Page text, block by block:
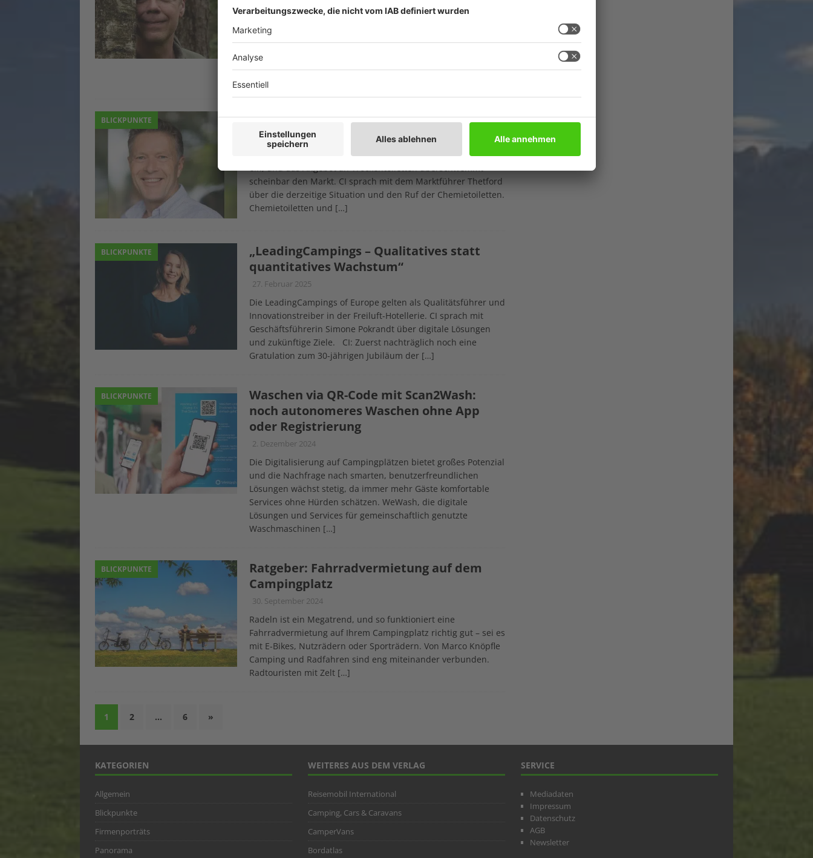
26. Juli 2025
Wildwood Camping bietet seinen Gästen Urlaub, wie er früher
war. Vielleicht mit etwas mehr Komfort, aber rudimentär
gestricktem Angebot. CI sprach mit dem Gründer Benjamin
Susanne
BLICKPUNKTE „Umweltschutz ist ein großes Thema“
1. April 2025
Die Campingszene schießt sich gerade auf die Chemietoiletten
ein, und das Angebot an Trockentoiletten überschwemmt
scheinbar den Markt. CI sprach mit dem Marktführer Thetford
über die derzeitige Situation und den Ruf der Chemietoiletten.
Chemietoiletten und […]
BLICKPUNKTE
„LeadingCampings – Qualitatives statt
quantitatives Wachstum“
27. Februar 2025
Die LeadingCampings of Europe gelten als Qualitätsführer und
Innovationstreiber in der Freiluft-Hotellerie. CI sprach mit
Geschäftsführerin Simone Pokrandt über digitale Lösungen
und zukünftige Ziele. CI: Zuerst nachträglich noch eine
Gratulation zum 30-jährigen Jubiläum der […]
BLICKPUNKTE
Waschen via QR-Code mit Scan2Wash:
noch autonomeres Waschen ohne App
oder Registrierung
2. Dezember 2024
Die Digitalisierung auf Campingplätzen bietet großes Potenzial
und die Nachfrage nach smarten, benutzerfreundlichen
Lösungen wächst stetig, da immer mehr Gäste komfortable
Services ohne Hürden schätzen. WeWash, die digitale
Lösungen und Services für gemeinschaftlich genutzte
Waschmaschinen […]
BLICKPUNKTE
Ratgeber: Fahrradvermietung auf dem
Campingplatz
30. September 2024
Radeln ist ein Megatrend, und so funktioniert eine
Fahrradvermietung auf Ihrem Campingplatz richtig gut – sei es
mit E-Bikes, Nutzrädern oder Sporträdern. Von Marco Knöpfle
Camping und Radfahren sind eng miteinander verbunden.
Radtouristen mit Zelt […]
1 2 … 6 »
KATEGORIEN
Allgemein
Blickpunkte
Firmenporträts
Panorama
WEITERES AUS DEM VERLAG
Reisemobil International
Camping, Cars & Caravans
CamperVans
Bordatlas
SERVICE
Mediadaten
Impressum
Datenschutz
AGB
Newsletter